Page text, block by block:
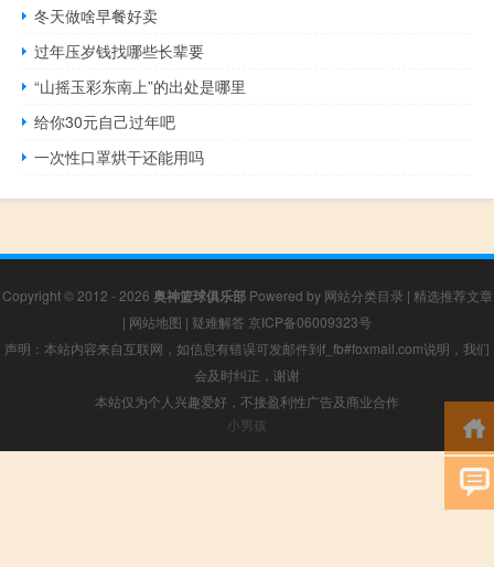
冬天做啥早餐好卖
过年压岁钱找哪些长辈要
“山摇玉彩东南上”的出处是哪里
给你30元自己过年吧
一次性口罩烘干还能用吗
Copyright © 2012 - 2026 奥神篮球俱乐部Powered by 网站分类目录 | 精选推荐文章
| 网站地图 | 疑难解答 京ICP备06009323号
声明：本站内容来自互联网，如信息有错误可发邮件到f_fb#foxmail.com说明，我们
会及时纠正，谢谢
本站仅为个人兴趣爱好，不接盈利性广告及商业合作
小男孩